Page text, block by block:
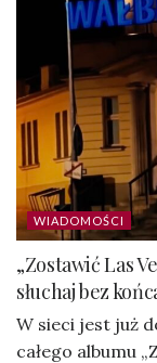
WIADOMOŚCI
„Zostawić Las
słuchaj bez
W sieci jest już
całego albumu